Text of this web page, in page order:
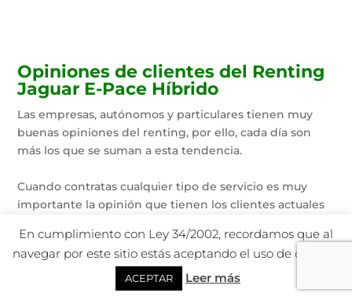
Opiniones de clientes del Renting
Jaguar E-Pace Híbrido
Las empresas, autónomos y particulares tienen muy
buenas opiniones del renting, por ello, cada día son
más los que se suman a esta tendencia.
Cuando contratas cualquier tipo de servicio es muy
importante la opinión que tienen los clientes actuales
de nuestro renting?
En ME Renting nos gusta que nuestros clientes nos
dejen reseñas porque eso nos ayuda a ir mejorando día
a día y, de esta manera, conseguir que todos nuestros
En cumplimiento con Ley 34/2002, recordamos que al
navegar por este sitio estás aceptando el uso de cookies.
ACEPTAR Leer más